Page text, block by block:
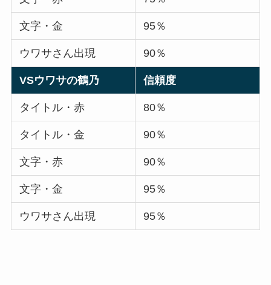
文字・金 95％
ウワサさん出現 90％
VSウワサの鶴乃 信頼度
タイトル・赤 80％
タイトル・金 90％
文字・赤 90％
文字・金 95％
ウワサさん出現 95％